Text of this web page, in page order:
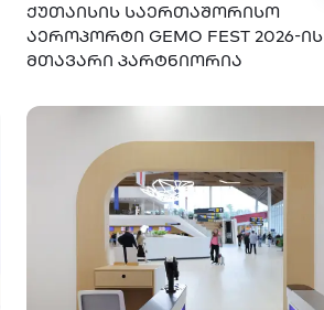
ᲥᲣᲗᲐᲘᲡᲘᲡ ᲡᲐᲔᲠᲗᲐᲨᲝᲠᲘᲡᲝ
ᲐᲔᲠᲝᲞᲝᲠᲢᲘ GEMO FEST 2026-ᲘᲡ
ᲛᲗᲐᲕᲐᲠᲘ ᲞᲐᲠᲢᲜᲘᲝᲠᲘᲐ